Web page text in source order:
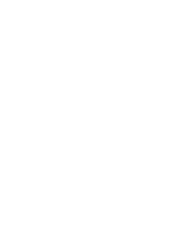
e do portal a
respostas à